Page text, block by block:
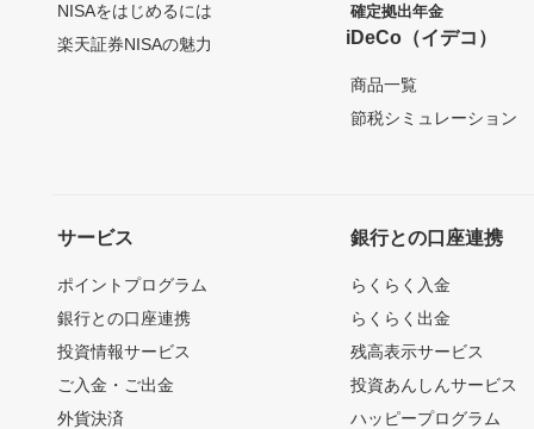
NISAをはじめるには
楽天証券NISAの魅力
確定拠出年金
iDeCo（イデコ）
商品一覧
節税シミュレーション
サービス
ポイントプログラム
銀行との口座連携
投資情報サービス
ご入金・ご出金
外貨決済
銀行との口座連携
らくらく入金
らくらく出金
残高表示サービス
投資あんしんサービス
ハッピープログラム